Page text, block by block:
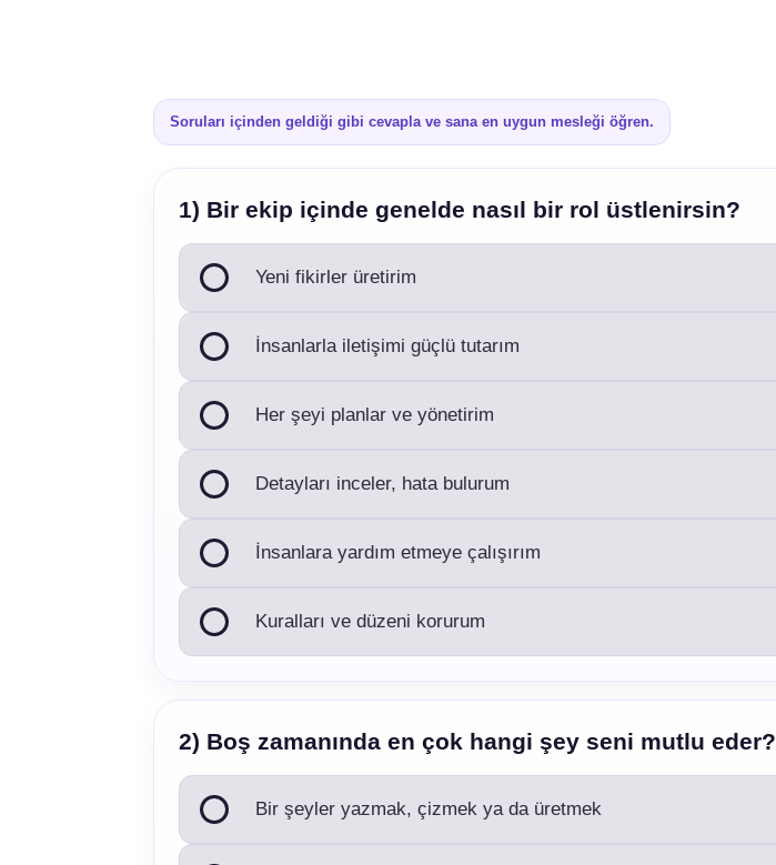
Soruları içinden geldiği gibi cevapla ve sana en uygun mesleği öğren.
1) Bir ekip içinde genelde nasıl bir rol üstlenirsin?
Yeni fikirler üretirim
İnsanlarla iletişimi güçlü tutarım
Her şeyi planlar ve yönetirim
Detayları inceler, hata bulurum
İnsanlara yardım etmeye çalışırım
Kuralları ve düzeni korurum
2) Boş zamanında en çok hangi şey seni mutlu eder?
Bir şeyler yazmak, çizmek ya da üretmek